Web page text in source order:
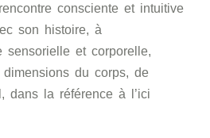
consciente et intuitive
son histoire, à
sensorielle et corporelle,
du corps, de
dans la référence à l’ici